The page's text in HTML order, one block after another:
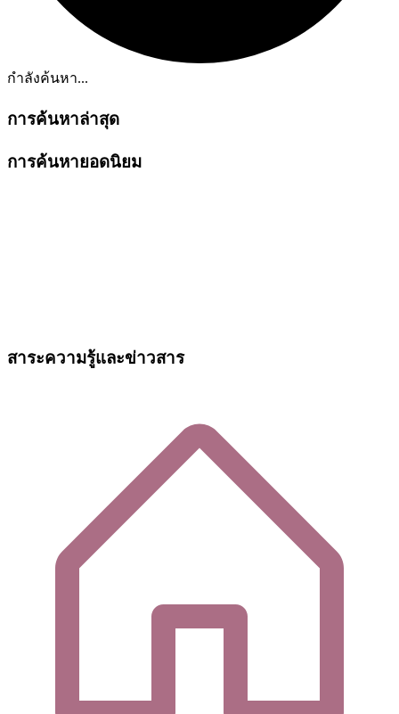
กำลังค้นหา...
การค้นหาล่าสุด
การค้นหายอดนิยม
สาระความรู้และข่าวสาร